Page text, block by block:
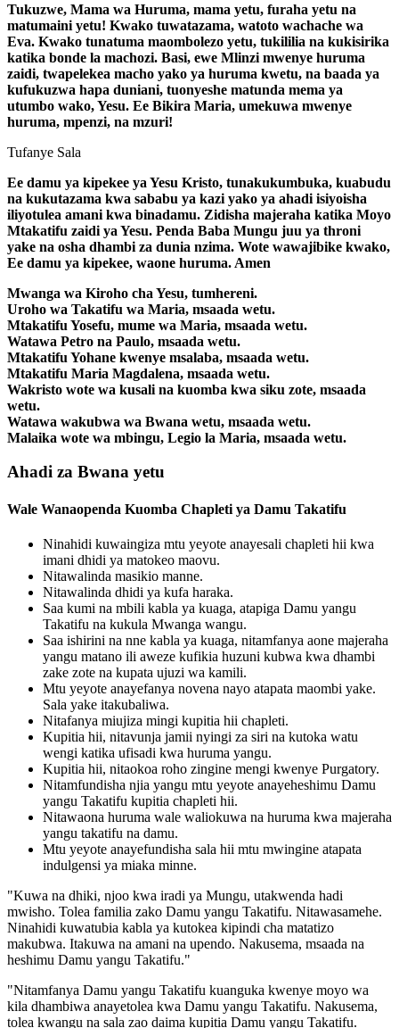
Tukuzwe, Mama wa Huruma, mama yetu, furaha yetu na
matumaini yetu! Kwako tuwatazama, watoto wachache wa
Eva. Kwako tunatuma maombolezo yetu, tukililia na kukisirika
katika bonde la machozi. Basi, ewe Mlinzi mwenye huruma
zaidi, twapelekea macho yako ya huruma kwetu, na baada ya
kufukuzwa hapa duniani, tuonyeshe matunda mema ya
utumbo wako, Yesu. Ee Bikira Maria, umekuwa mwenye
huruma, mpenzi, na mzuri!
Tufanye Sala
Ee damu ya kipekee ya Yesu Kristo, tunakukumbuka, kuabudu
na kukutazama kwa sababu ya kazi yako ya ahadi isiyoisha
iliyotulea amani kwa binadamu. Zidisha majeraha katika Moyo
Mtakatifu zaidi ya Yesu. Penda Baba Mungu juu ya throni
yake na osha dhambi za dunia nzima. Wote wawajibike kwako,
Ee damu ya kipekee, waone huruma. Amen
Mwanga wa Kiroho cha Yesu, tumhereni.
Uroho wa Takatifu wa Maria, msaada wetu.
Mtakatifu Yosefu, mume wa Maria, msaada wetu.
Watawa Petro na Paulo, msaada wetu.
Mtakatifu Yohane kwenye msalaba, msaada wetu.
Mtakatifu Maria Magdalena, msaada wetu.
Wakristo wote wa kusali na kuomba kwa siku zote, msaada
wetu.
Watawa wakubwa wa Bwana wetu, msaada wetu.
Malaika wote wa mbingu, Legio la Maria, msaada wetu.
Ahadi za Bwana yetu
Wale Wanaopenda Kuomba Chapleti ya Damu Takatifu
Ninahidi kuwaingiza mtu yeyote anayesali chapleti hii kwa
imani dhidi ya matokeo maovu.
Nitawalinda masikio manne.
Nitawalinda dhidi ya kufa haraka.
Saa kumi na mbili kabla ya kuaga, atapiga Damu yangu
Takatifu na kukula Mwanga wangu.
Saa ishirini na nne kabla ya kuaga, nitamfanya aone majeraha
yangu matano ili aweze kufikia huzuni kubwa kwa dhambi
zake zote na kupata ujuzi wa kamili.
Mtu yeyote anayefanya novena nayo atapata maombi yake.
Sala yake itakubaliwa.
Nitafanya miujiza mingi kupitia hii chapleti.
Kupitia hii, nitavunja jamii nyingi za siri na kutoka watu
wengi katika ufisadi kwa huruma yangu.
Kupitia hii, nitaokoa roho zingine mengi kwenye Purgatory.
Nitamfundisha njia yangu mtu yeyote anayeheshimu Damu
yangu Takatifu kupitia chapleti hii.
Nitawaona huruma wale waliokuwa na huruma kwa majeraha
yangu takatifu na damu.
Mtu yeyote anayefundisha sala hii mtu mwingine atapata
indulgensi ya miaka minne.
"Kuwa na dhiki, njoo kwa iradi ya Mungu, utakwenda hadi
mwisho. Tolea familia zako Damu yangu Takatifu. Nitawasamehe.
Ninahidi kuwatubia kabla ya kutokea kipindi cha matatizo
makubwa. Itakuwa na amani na upendo. Nakusema, msaada na
heshimu Damu yangu Takatifu."
"Nitamfanya Damu yangu Takatifu kuanguka kwenye moyo wa
kila dhambiwa anayetolea kwa Damu yangu Takatifu. Nakusema,
tolea kwangu na sala zao daima kupitia Damu yangu Takatifu.